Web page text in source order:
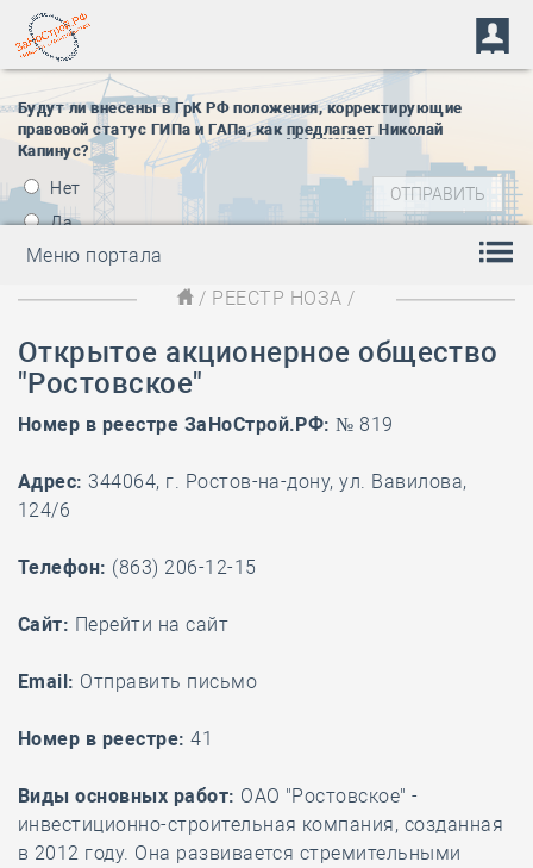
Будут ли внесены в ГрК РФ положения, корректирующие
правовой статус ГИПа и ГАПа, как предлагает Николай
Капинус?
Нет
Да
Меню портала
/ РЕЕСТР НОЗА /
Открытое акционерное общество
"Ростовское"
Номер в реестре ЗаНоСтрой.РФ: № 819
Адрес: 344064, г. Ростов-на-дону, ул. Вавилова,
124/6
Телефон: (863) 206-12-15
Cайт: Перейти на сайт
Email: Отправить письмо
Номер в реестре: 41
Виды основных работ: ОАО "Ростовское" -
инвестиционно-строительная компания, созданная
в 2012 году. Она развивается стремительными